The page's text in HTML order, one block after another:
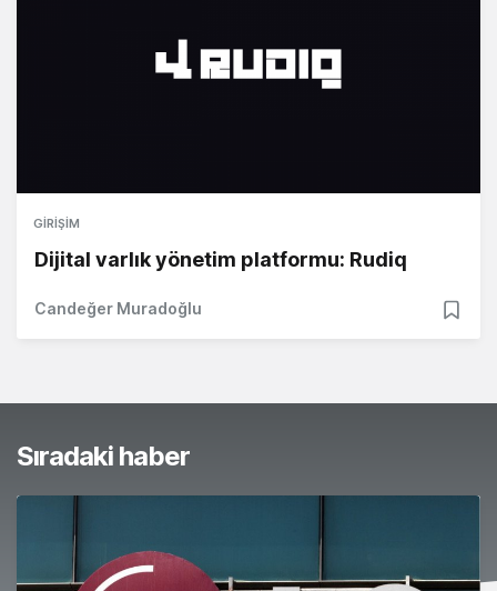
GIRIŞIM
Dijital varlık yönetim platformu: Rudiq
Candeğer Muradoğlu
Sıradaki haber